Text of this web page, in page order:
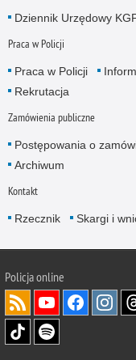
Dziennik Urzędowy
Praca w Policji
Praca w Policji
Rekrutacja
Zamówienia publiczne
Postępowania o
Archiwum
Kontakt
Rzecznik Skargi i
Policjaonline